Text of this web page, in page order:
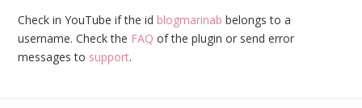
Check in YouTube if the id blogmarinab belongs to a
username. Check the FAQ of the plugin or send error
messages to support.